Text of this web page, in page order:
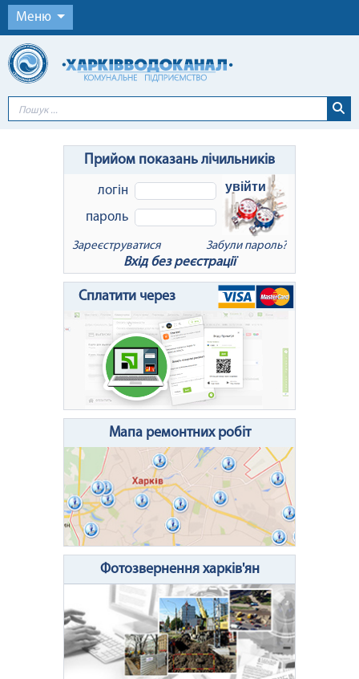
Меню
Прийом показань лічильників
логін
пароль
увійти
Зареєструватися Забули пароль?
Вхід без реєстрації
Відновлення пароля x
Для відновлення пароля введіть Ваш
логін або e-mail:
Очистити поле Надіслати
Сплатити через
Мапа ремонтних робіт
Фотозвернення харків'ян